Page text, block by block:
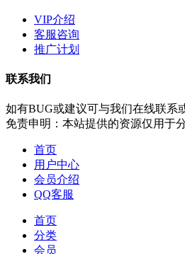
VIP介绍
客服咨询
推广计划
联系我们
如有BUG或建议可与我们在线联系
免责申明：本站提供的资源仅用于
首页
用户中心
会员介绍
QQ客服
首页
分类
会员